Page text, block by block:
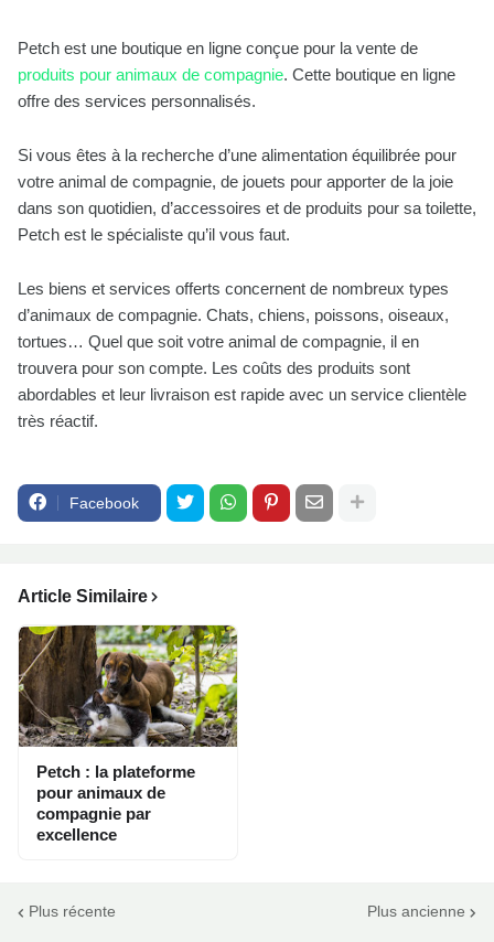
Petch est une boutique en ligne conçue pour la vente de
produits pour animaux de compagnie. Cette boutique en ligne
offre des services personnalisés.
Si vous êtes à la recherche d’une alimentation équilibrée pour
votre animal de compagnie, de jouets pour apporter de la joie
dans son quotidien, d’accessoires et de produits pour sa toilette,
Petch est le spécialiste qu’il vous faut.
Les biens et services offerts concernent de nombreux types
d’animaux de compagnie. Chats, chiens, poissons, oiseaux,
tortues… Quel que soit votre animal de compagnie, il en
trouvera pour son compte. Les coûts des produits sont
abordables et leur livraison est rapide avec un service clientèle
très réactif.
Facebook
Article Similaire
Petch : la plateforme
pour animaux de
compagnie par
excellence
Plus récente Plus ancienne